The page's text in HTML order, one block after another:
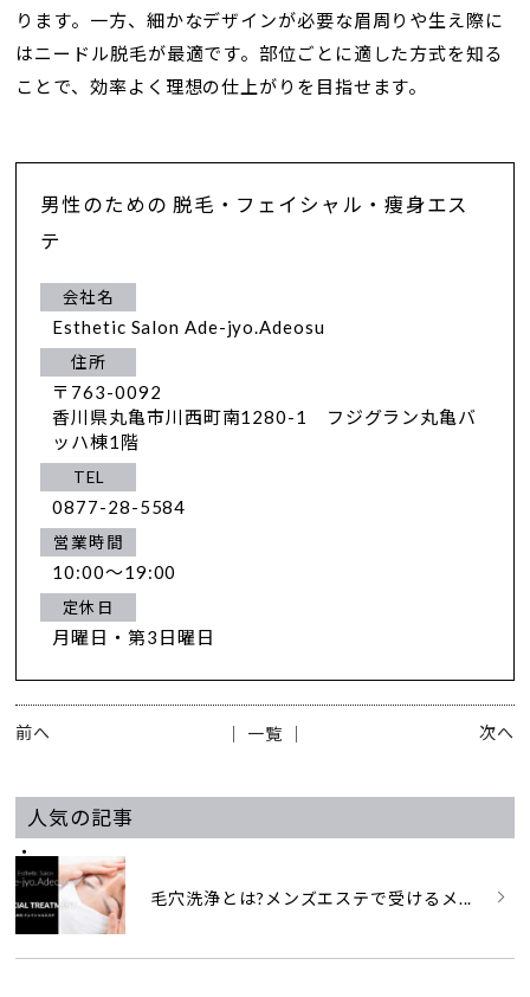
ります。一方、細かなデザインが必要な眉周りや生え際に
はニードル脱毛が最適です。部位ごとに適した方式を知る
ことで、効率よく理想の仕上がりを目指せます。
男性のための 脱毛・フェイシャル・痩身エス
テ
会社名
Esthetic Salon Ade-jyo.Adeosu
住所
〒763-0092
香川県丸亀市川西町南1280-1 フジグラン丸亀バ
ッハ棟1階
TEL
0877-28-5584
営業時間
10:00～19:00
定休日
月曜日・第3日曜日
前へ 次へ
│ 一覧 │
人気の記事
毛穴洗浄とは?メンズエステで受けるメ...